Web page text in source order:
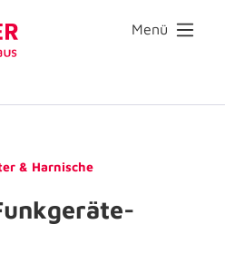
Menü
& Harnische